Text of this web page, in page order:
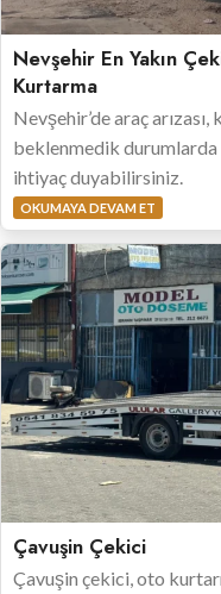
Nevşehir En Yakın
Kurtarma
Nevşehir’de araç
beklenmedik durumlarda
ihtiyaç duyabilirsiniz.
OKUMAYA DEVAM ET
Çavuşin Çekici
Çavuşin çekici, oto